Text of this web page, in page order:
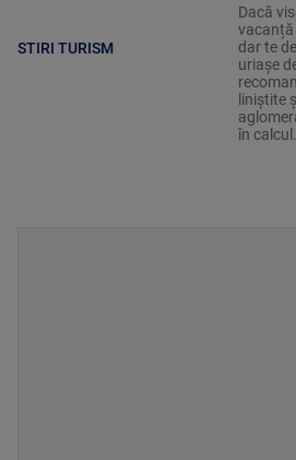
STIRI TURISM
Dacă
vacanță
dar te
uriașe
liniștite
în calcul.